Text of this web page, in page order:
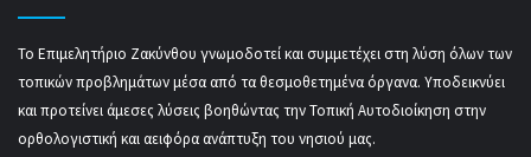
Το Επιμελητήριο Ζακύνθου γνωμοδοτεί και συμμετέχει στη λύση όλων των
τοπικών προβλημάτων μέσα από τα θεσμοθετημένα όργανα. Υποδεικνύει
και προτείνει άμεσες λύσεις βοηθώντας την Τοπική Αυτοδιοίκηση στην
ορθολογιστική και αειφόρα ανάπτυξη του νησιού μας.